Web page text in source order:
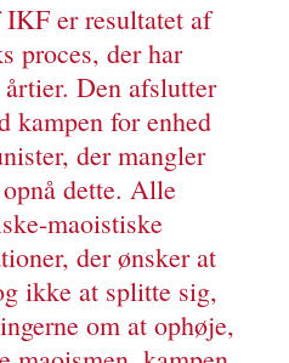
er resultatet af
proces, der har
Den afslutter
kampen for enhed
der mangler
dette. Alle
maoistiske
der ønsker at
ikke at splitte sig,
om at ophøje,